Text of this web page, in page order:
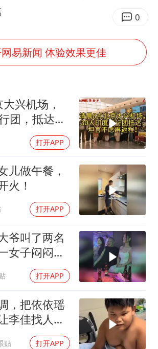
“立秋的第一杯奶茶”又爆单了
方程豹钛9新车申报
向鹏0-3不敌张本智和
命案逃犯躲进深山21年活得像野人
Meta重新支棱起来了吗
东方之约 相约未来
0
易新闻 体验效果更佳
兴机场，
团，抵达，
打开APP
儿做午餐，
火！
打开APP
爷叫了两名
女子闷闷不
打开APP
，把依依瑶
李佳找人看
贴 打开APP